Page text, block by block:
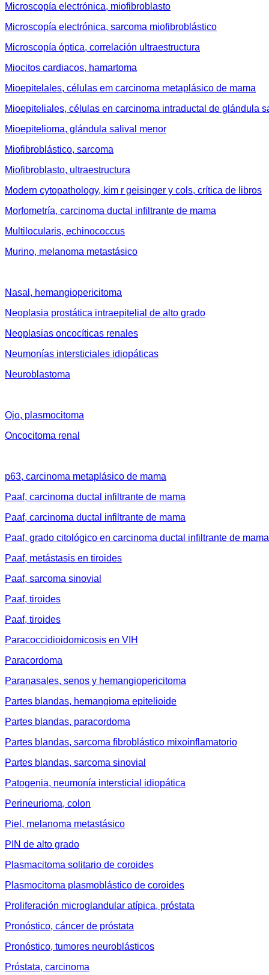
Microscopía electrónica, miofibroblasto
Microscopía electrónica, sarcoma miofibroblástico
Microscopía óptica, correlación ultraestructura
Miocitos cardiacos, hamartoma
Mioepitelales, células em carcinoma metaplásico de mama
Mioepiteliales, células en carcinoma intraductal de glándula
Mioepitelioma, glándula salival menor
Miofibroblástico, sarcoma
Miofibroblasto, ultraestructura
Modern cytopathology, kim r geisinger y cols, crítica de libros
Morfometría, carcinoma ductal infiltrante de mama
Multilocularis, echinococcus
Murino, melanoma metastásico
Nasal, hemangiopericitoma
Neoplasia prostática intraepitelial de alto grado
Neoplasias oncocíticas renales
Neumonías intersticiales idiopáticas
Neuroblastoma
Ojo, plasmocitoma
Oncocitoma renal
p63, carcinoma metaplásico de mama
Paaf, carcinoma ductal infiltrante de mama
Paaf, carcinoma ductal infiltrante de mama
Paaf, grado citológico en carcinoma ductal infiltrante de mama
Paaf, metástasis en tiroides
Paaf, sarcoma sinovial
Paaf, tiroides
Paaf, tiroides
Paracoccidioidomicosis en VIH
Paracordoma
Paranasales, senos y hemangiopericitoma
Partes blandas, hemangioma epitelioide
Partes blandas, paracordoma
Partes blandas, sarcoma fibroblástico mixoinflamatorio
Partes blandas, sarcoma sinovial
Patogenia, neumonía intersticial idiopática
Perineurioma, colon
Piel, melanoma metastásico
PIN de alto grado
Plasmacitoma solitario de coroides
Plasmocitoma plasmoblástico de coroides
Proliferación microglandular atípica, próstata
Pronóstico, cáncer de próstata
Pronóstico, tumores neuroblásticos
Próstata, carcinoma